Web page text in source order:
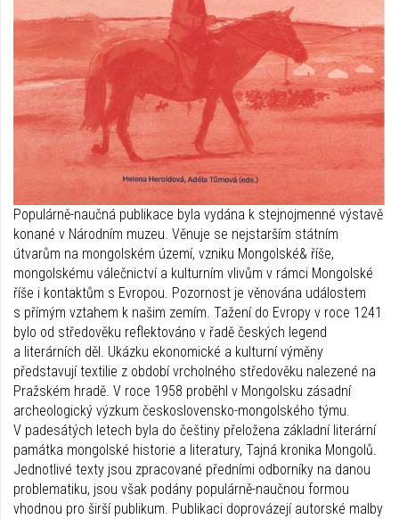
Populárně-naučná publikace byla vydána k stejnojmenné výstavě
konané v Národním muzeu. Věnuje se nejstarším státním
útvarům na mongolském území, vzniku Mongolské& říše,
mongolskému válečnictví a kulturním vlivům v rámci Mongolské
říše i kontaktům s Evropou. Pozornost je věnována událostem
s přímým vztahem k našim zemím. Tažení do Evropy v roce 1241
bylo od středověku reflektováno v řadě českých legend
a literárních děl. Ukázku ekonomické a kulturní výměny
představují textilie z období vrcholného středověku nalezené na
Pražském hradě. V roce 1958 proběhl v Mongolsku zásadní
archeologický výzkum československo-mongolského týmu.
V padesátých letech byla do češtiny přeložena základní literární
památka mongolské historie a literatury, Tajná kronika Mongolů.
Jednotlivé texty jsou zpracované předními odborníky na danou
problematiku, jsou však podány populárně-naučnou formou
vhodnou pro širší publikum. Publikaci doprovázejí autorské malby